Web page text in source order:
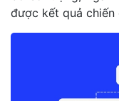
được kết quả chiến